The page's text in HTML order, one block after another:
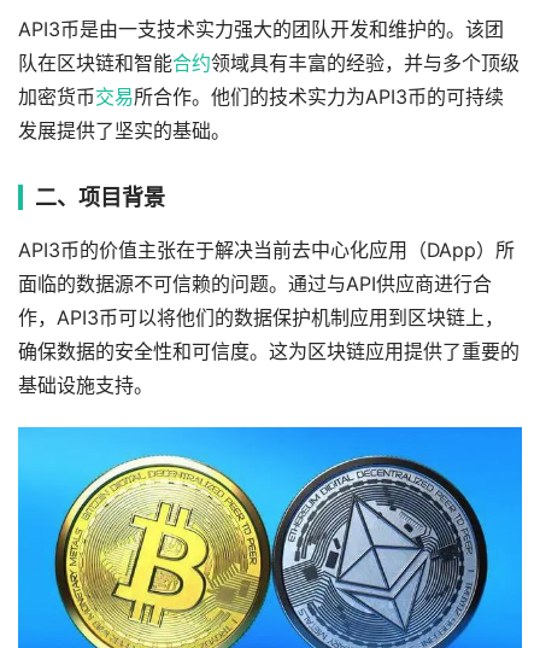
API3币是由一支技术实力强大的团队开发和维护的。该团
队在区块链和智能合约领域具有丰富的经验，并与多个顶级
加密货币交易所合作。他们的技术实力为API3币的可持续
发展提供了坚实的基础。
二、项目背景
API3币的价值主张在于解决当前去中心化应用（DApp）所
面临的数据源不可信赖的问题。通过与API供应商进行合
作，API3币可以将他们的数据保护机制应用到区块链上，
确保数据的安全性和可信度。这为区块链应用提供了重要的
基础设施支持。